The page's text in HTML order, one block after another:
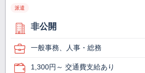
派遣
非公開
一般事務、人事・総務
1,300円～ 交通費支給あり